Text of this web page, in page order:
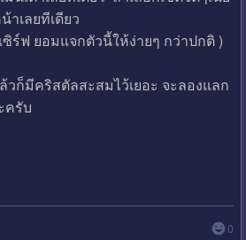
เลยทีเดียว
ร์ฟ ยอมแจกตัวนี้ให้ง่ายๆ กว่าปกติ )
วก็มีคริสตัลสะสมไว้เยอะ จะลองแลก
ครับ
0